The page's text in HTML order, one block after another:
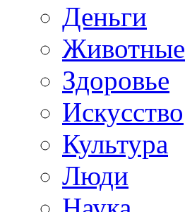
Деньги
Животные
Здоровье
Искусство
Культура
Люди